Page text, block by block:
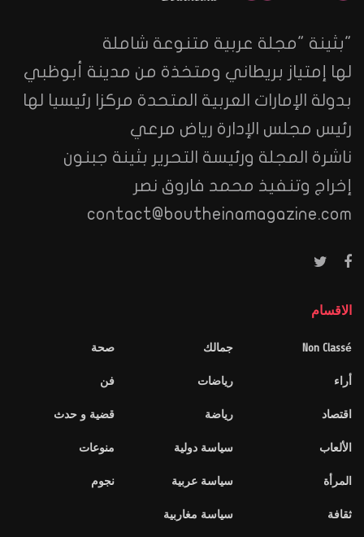
"بثينة "مجلة عربية متنوعة شاملة
لها إمتياز بريطاني ومتخذة من مدينة أبوظبي
بدولة الإمارات العربية المتحدة مركزا رئيسيا لها
رئيس مجلس الإدارة رياض مرعي
ناشرة المجلة ورئيسة التحرير بثينة جبنون
إخراج وتنفيذ محمد فاروق نصر
contact@boutheinamagazine.com
الاقسام
Non Classé
أراء
اقتصاد
الألعاب
المرأة
ثقافة
جمالك
رياضات
رياضة
سياسة دولية
سياسة عربية
سياسة مغاربية
صحة
فن
قضية و حدث
منوعات
نجوم